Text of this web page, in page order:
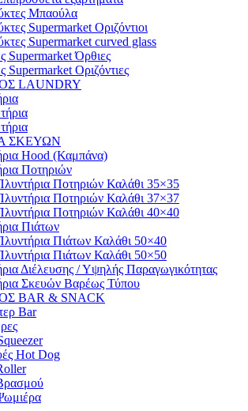
Μπαούλα
Supermarket Οριζόντιοι
Supermarket curved glass
Supermarket Όρθιες
Supermarket Οριζόντιες
LAUNDRY
ΣΚΕΥΩΝ
Hood (Καμπάνα)
Ποτηριών
Ποτηριών Καλάθι 35×35
Ποτηριών Καλάθι 37×37
Ποτηριών Καλάθι 40×40
Πιάτων
Πιάτων Καλάθι 50×40
Πιάτων Καλάθι 50×50
Διέλευσης / Υψηλής Παραγωγικότητας
Σκευών Βαρέως Τύπου
BAR & SNACK
Bar
Hot Dog